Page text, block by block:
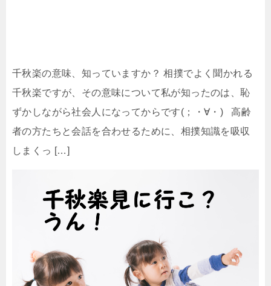
千秋楽の意味、知っていますか？ 相撲でよく聞かれる
千秋楽ですが、その意味について私が知ったのは、恥
ずかしながら社会人になってからです(；・∀・) 高齢
者の方たちと会話を合わせるために、相撲知識を吸収
しまくっ […]